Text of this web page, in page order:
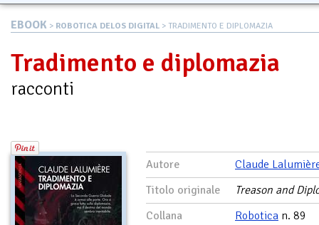
EBOOK > ROBOTICA DELOS DIGITAL > TRADIMENTO E DIPLOMAZIA
Tradimento e diplomazia
racconti
Autore
Claude
Titolo originale
Treason and
Collana
Robotica n. 89